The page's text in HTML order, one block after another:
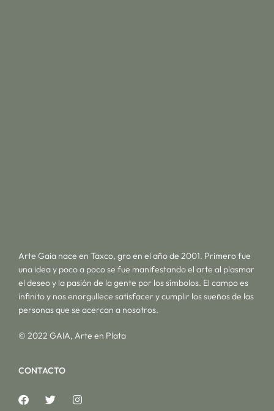
Arte Gaia nace en Taxco, gro en el año de 2001. Primero fue
una idea y poco a poco se fue manifestando el arte al plasmar
el deseo y la pasión de la gente por los símbolos. El campo es
infinito y nos enorgullece satisfacer y cumplir los sueños de las
personas que se acercan a nosotros.
© 2022 GAIA, Arte en Plata
CONTACTO